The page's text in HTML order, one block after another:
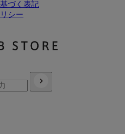
づく表記
シー